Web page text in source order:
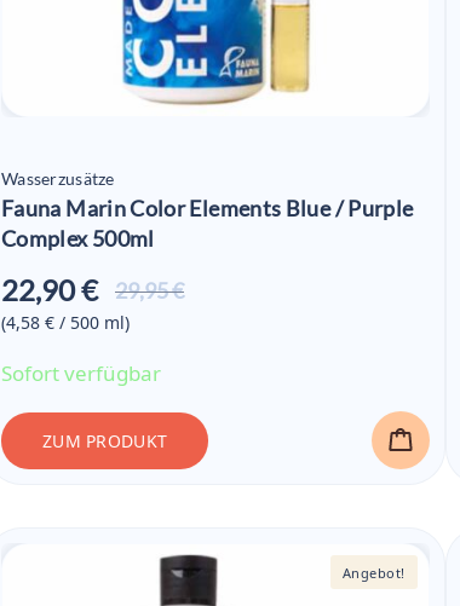
Wasserzusätze
Fauna Marin Color Elements Blue / Purple
Complex 500ml
29,95 €
22,90 €
Aktueller
(4,58 € / 500 ml)
Sofort verfügbar
ZUM PRODUKT
Angebot!